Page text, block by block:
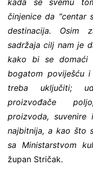
kada se svemu
činjenice da “centar
destinacija. Osim
sadržaja cilj nam je
kako bi se domaći
bogatom poviješću
treba uključiti;
proizvođače
proizvoda,
najbitnija, a kao što
sa Ministarstvom
župan Stričak.